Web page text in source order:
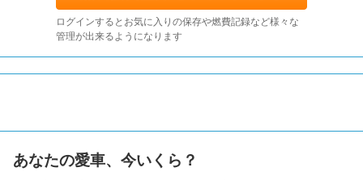
ログインするとお気に入りの保存や燃費記録など様々な
管理が出来るようになります
あなたの愛車、今いくら？